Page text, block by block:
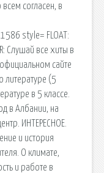
согласен, в
style= FLOAT:
Слушай все хиты в
сайте
литературе (5
в 5 классе.
в Албании, на
ИНТЕРЕСНОЕ.
и история
О климате,
и работе в